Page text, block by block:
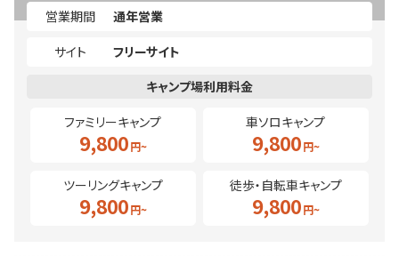
営業期間
通年営業
サイト
フリーサイト
ファミリーキャンプ
9,800
車ソロキャンプ
9,800
ツーリングキャンプ
9,800
徒歩・自転車キャンプ
9,800